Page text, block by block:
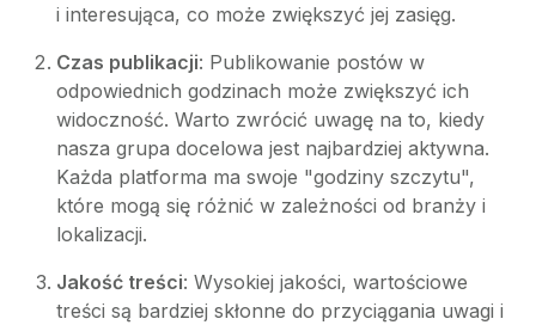
i interesująca, co może zwiększyć jej zasięg.
Czas publikacji: Publikowanie postów w
odpowiednich godzinach może zwiększyć ich
widoczność. Warto zwrócić uwagę na to, kiedy
nasza grupa docelowa jest najbardziej aktywna.
Każda platforma ma swoje "godziny szczytu",
które mogą się różnić w zależności od branży i
lokalizacji.
Jakość treści: Wysokiej jakości, wartościowe
treści są bardziej skłonne do przyciągania uwagi i